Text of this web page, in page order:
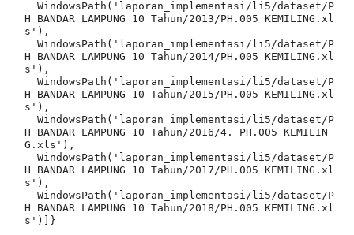
H BANDAR LAMPUNG 10 Tahun/2013/PH.005 KEMILING.xl
s'),
H BANDAR LAMPUNG 10 Tahun/2014/PH.005 KEMILING.xl
s'),
H BANDAR LAMPUNG 10 Tahun/2015/PH.005 KEMILING.xl
s'),
H BANDAR LAMPUNG 10 Tahun/2016/4. PH.005 KEMILIN
G.xls'),
H BANDAR LAMPUNG 10 Tahun/2017/PH.005 KEMILING.xl
s'),
H BANDAR LAMPUNG 10 Tahun/2018/PH.005 KEMILING.xl
s')]}